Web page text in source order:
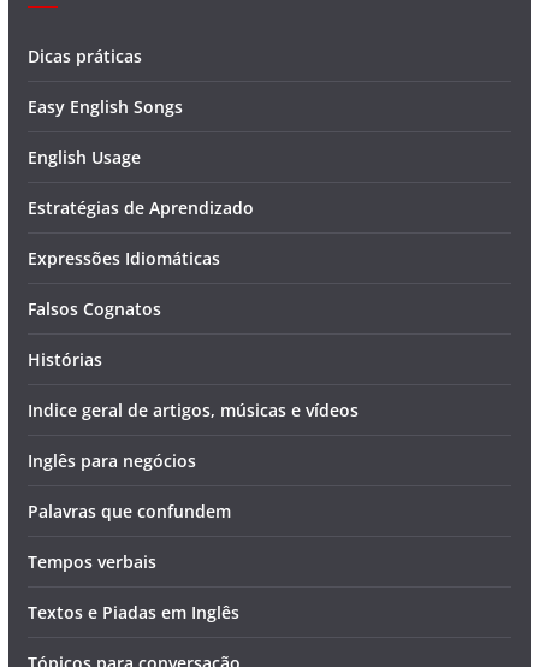
Dicas práticas
Easy English Songs
English Usage
Estratégias de Aprendizado
Expressões Idiomáticas
Falsos Cognatos
Histórias
Indice geral de artigos, músicas e vídeos
Inglês para negócios
Palavras que confundem
Tempos verbais
Textos e Piadas em Inglês